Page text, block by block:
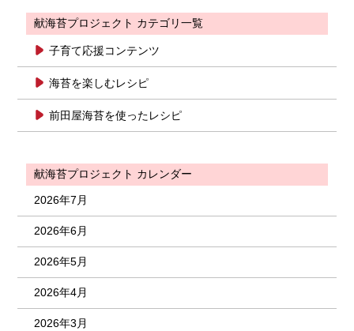
献海苔プロジェクト カテゴリ一覧
子育て応援コンテンツ
海苔を楽しむレシピ
前田屋海苔を使ったレシピ
献海苔プロジェクト カレンダー
2026年7月
2026年6月
2026年5月
2026年4月
2026年3月